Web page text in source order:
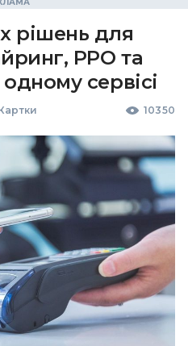
рішень для
РРО та
сервісі
10350